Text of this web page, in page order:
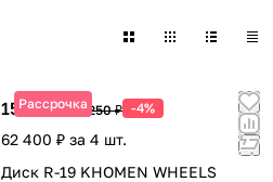
Рассрочка
15 600 ₽16 250 ₽ -4%
62 400 ₽ за 4 шт.
Диск R-19 KHOMEN WHEELS